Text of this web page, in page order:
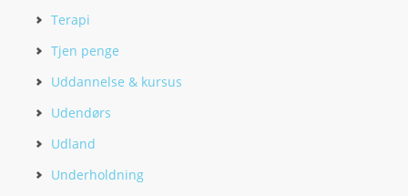
Terapi
Tjen penge
Uddannelse & kursus
Udendørs
Udland
Underholdning